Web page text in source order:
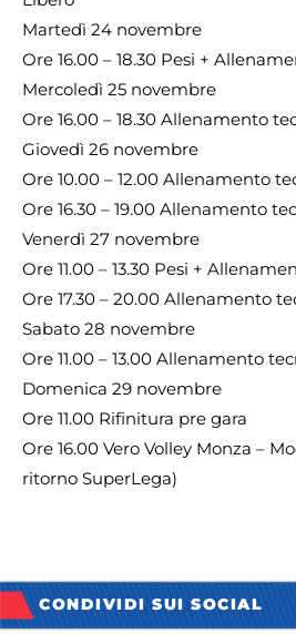
Martedì 24 novembre
Ore 16.00 – 18.30 Pesi +
Mercoledì 25 novembre
Ore 16.00 – 18.30 Allenamento
Giovedì 26 novembre
Ore 10.00 – 12.00 Allenamento
Ore 16.30 – 19.00 Allenamento
Venerdì 27 novembre
Ore 11.00 – 13.30 Pesi +
Ore 17.30 – 20.00 Allenamento
Sabato 28 novembre
Ore 11.00 – 13.00 Allenamento
Domenica 29 novembre
Ore 11.00 Rifinitura pre gara
Ore 16.00 Vero Volley Monza –
ritorno SuperLega)
CONDIVIDI SUI SOCIAL